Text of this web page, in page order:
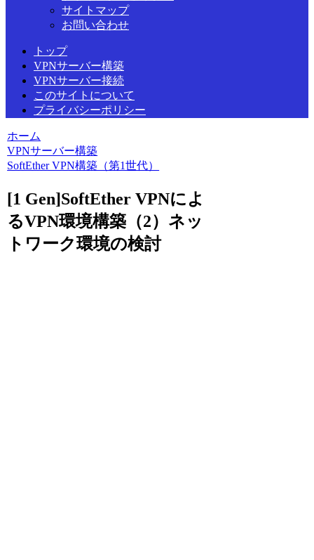
サイトマップ
お問い合わせ
トップ
VPNサーバー構築
VPNサーバー接続
このサイトについて
プライバシーポリシー
ホーム
VPNサーバー構築
SoftEther VPN構築（第1世代）
[1 Gen]SoftEther VPNによ
るVPN環境構築（2）ネッ
トワーク環境の検討